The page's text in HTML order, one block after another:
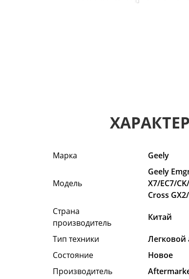
Марка Geely
Модель
Geely
X7/EC7/
Cross
Страна
производитель
Китай
Тип техники
Состояние
Hовое
Производитель